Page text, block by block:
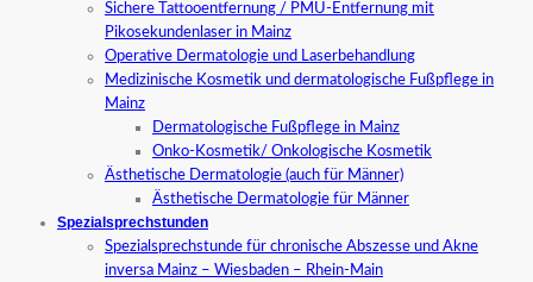
Sichere Tattooentfernung / PMU-Entfernung mit
Pikosekundenlaser in Mainz
Operative Dermatologie und Laserbehandlung
Medizinische Kosmetik und dermatologische Fußpflege in
Mainz
Dermatologische Fußpflege in Mainz
Onko-Kosmetik/ Onkologische Kosmetik
Ästhetische Dermatologie (auch für Männer)
Ästhetische Dermatologie für Männer
Spezialsprechstunden
Spezialsprechstunde für chronische Abszesse und Akne
inversa Mainz – Wiesbaden – Rhein-Main